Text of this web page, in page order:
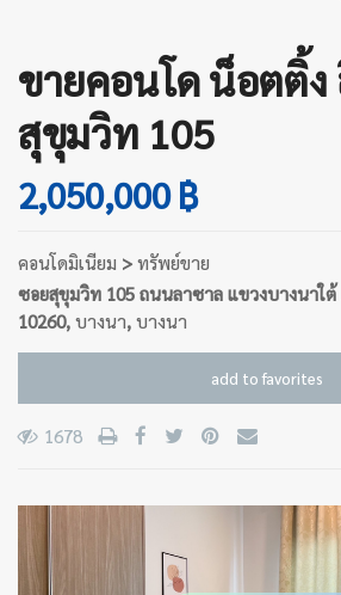
ขายคอนโด น็อตติ้ง
สุขุมวิท 105
2,050,000 ฿
คอนโดมิเนียม > ทรัพย์ขาย
ซอยสุขุมวิท 105 ถนนลาซาล แขวงบางนาใต้
10260, บางนา, บางนา
add to favorites
1678